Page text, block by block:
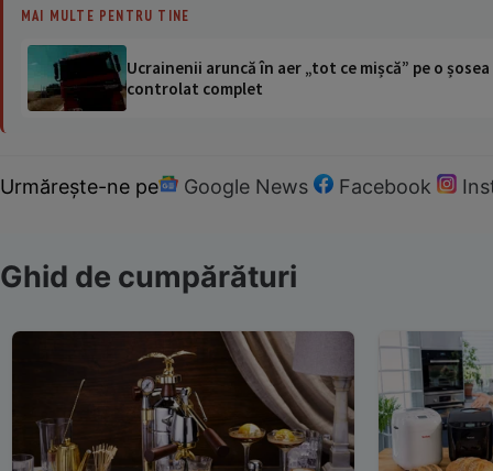
MAI MULTE PENTRU TINE
Ucrainenii aruncă în aer „tot ce mișcă” pe o
controlat complet
Urmărește-ne pe Google News Facebook
Ghid de cumpărături